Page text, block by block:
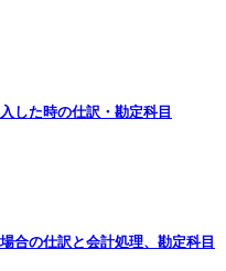
した時の仕訳・勘定科目
合の仕訳と会計処理、勘定科目